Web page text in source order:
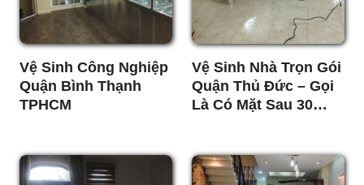
Vệ Sinh Công Nghiệp
Quận Bình Thạnh
TPHCM
Vệ Sinh Nhà Trọn Gói
Quận Thủ Đức – Gọi
Là Có Mặt Sau 30